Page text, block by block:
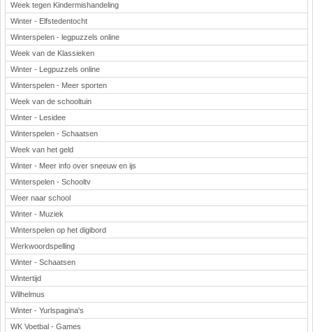
Week tegen Kindermishandeling
Winter - Elfstedentocht
Winterspelen - legpuzzels online
Week van de Klassieken
Winter - Legpuzzels online
Winterspelen - Meer sporten
Week van de schooltuin
Winter - Lesidee
Winterspelen - Schaatsen
Week van het geld
Winter - Meer info over sneeuw en ijs
Winterspelen - Schooltv
Weer naar school
Winter - Muziek
Winterspelen op het digibord
Werkwoordspelling
Winter - Schaatsen
Wintertijd
Wilhelmus
Winter - Yurlspagina's
WK Voetbal - Games